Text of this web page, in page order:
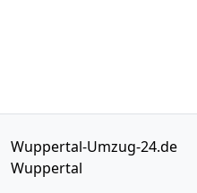
Wuppertal-Umzug-24.de
Wuppertal